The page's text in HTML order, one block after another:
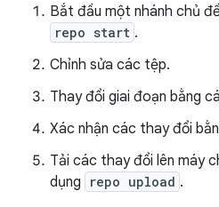
Bắt đầu một nhánh chủ
repo start .
Chỉnh sửa các tệp.
Thay đổi giai đoạn bằng
Xác nhận các thay đổi
Tải các thay đổi lên máy
dụng
repo upload .